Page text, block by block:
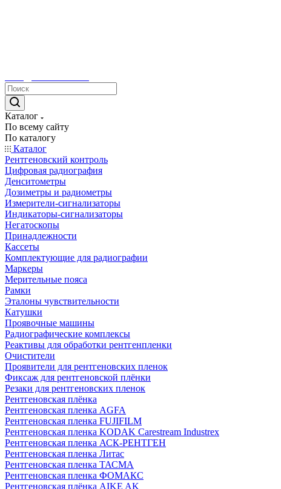
Каталог
По всему сайту
По каталогу
Каталог
Рентгеновский контроль
Цифровая радиография
Денситометры
Дозиметры и радиометры
Измерители-сигнализаторы
Индикаторы-сигнализаторы
Негатоскопы
Принадлежности
Кассеты
Комплектующие для радиографии
Маркеры
Мерительные пояса
Рамки
Эталоны чувствительности
Катушки
Проявочные машины
Радиографические комплексы
Реактивы для обработки рентгенпленки
Очистители
Проявители для рентгеновских пленок
Фиксаж для рентгеновской плёнки
Резаки для рентгеновских пленок
Рентгеновская плёнка
Рентгеновская пленка AGFA
Рентгеновская пленка FUJIFILM
Рентгеновская пленка KODAK Carestream Industrex
Рентгеновская пленка АСК-РЕНТГЕН
Рентгеновская пленка Литас
Рентгеновская пленка ТАСМА
Рентгеновская пленка ФОМАКС
Рентгеновская плёнка AIKE AK